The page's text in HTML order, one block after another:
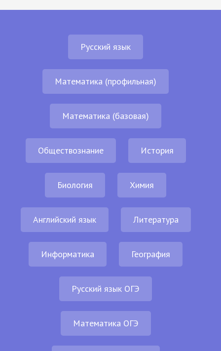
Русский язык
Математика (профильная)
Математика (базовая)
Обществознание История
Биология Химия
Английский язык Литература
Информатика География
Русский язык ОГЭ
Математика ОГЭ